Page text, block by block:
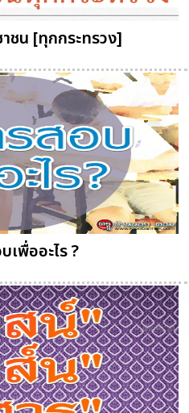
ชน [ทุกกระทรวง]
เพื่ออะไร ?